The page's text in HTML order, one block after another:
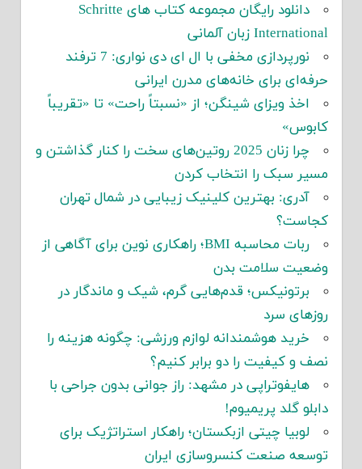
دانلود رایگان مجموعه کتاب های Schritte
International زبان آلمانی
نورپردازی مخفی با ال ای دی نواری: 7 ترفند
حرفه‌ای برای خانه‌های مدرن ایرانی
اخذ ویزای شینگن؛ از «نسبتاً راحت» تا «تقریباً
کابوس»
چرا زنان 2025 روتین‌های سخت را کنار گذاشتن و
مسیر سبک را انتخاب کردن
آدری: بهترین کلینیک زیبایی در شمال تهران
کجاست؟
ربات محاسبه BMI؛ راهکاری نوین برای آگاهی از
وضعیت سلامت بدن
برتونیکس؛ قدم‌هایی گرم، شیک و ماندگار در
روزهای سرد
خرید هوشمندانه لوازم ورزشی: چگونه هزینه را
نصف و کیفیت را دو برابر کنیم؟
هایفوتراپی در مشهد: راز جوانی بدون جراحی با
دابلو گلد پریمیوم!
لوبیا چیتی ازبکستان؛ راهکار استراتژیک برای
توسعه صنعت کنسروسازی ایران